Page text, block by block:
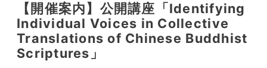
【開催案内】公開講座「Identifying
Individual Voices in Collective
Translations of Chinese Buddhist
Scriptures」